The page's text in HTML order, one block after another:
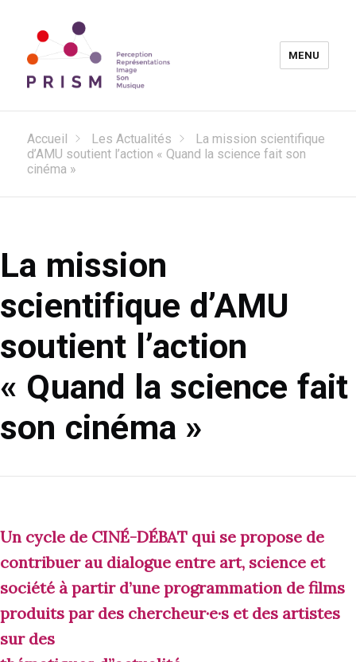
Laboratoire PRISM
MENU
Accueil Les Actualités
La mission scientifique
d’AMU soutient l’action « Quand la science fait son
cinéma »
La mission
scientifique d’AMU
soutient l’action
« Quand la science fait
son cinéma »
Un cycle de CINÉ-DÉBAT qui se propose de
contribuer au dialogue entre art, science et
société à partir d’une programmation de films
produits par des chercheur·e·s et des artistes
sur des